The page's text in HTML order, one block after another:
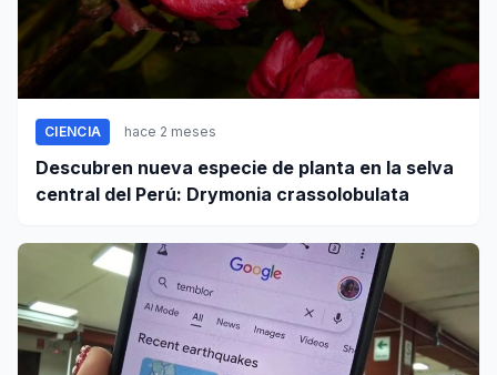
CIENCIA hace 2 meses
Descubren nueva especie de planta en la selva
central del Perú: Drymonia crassolobulata